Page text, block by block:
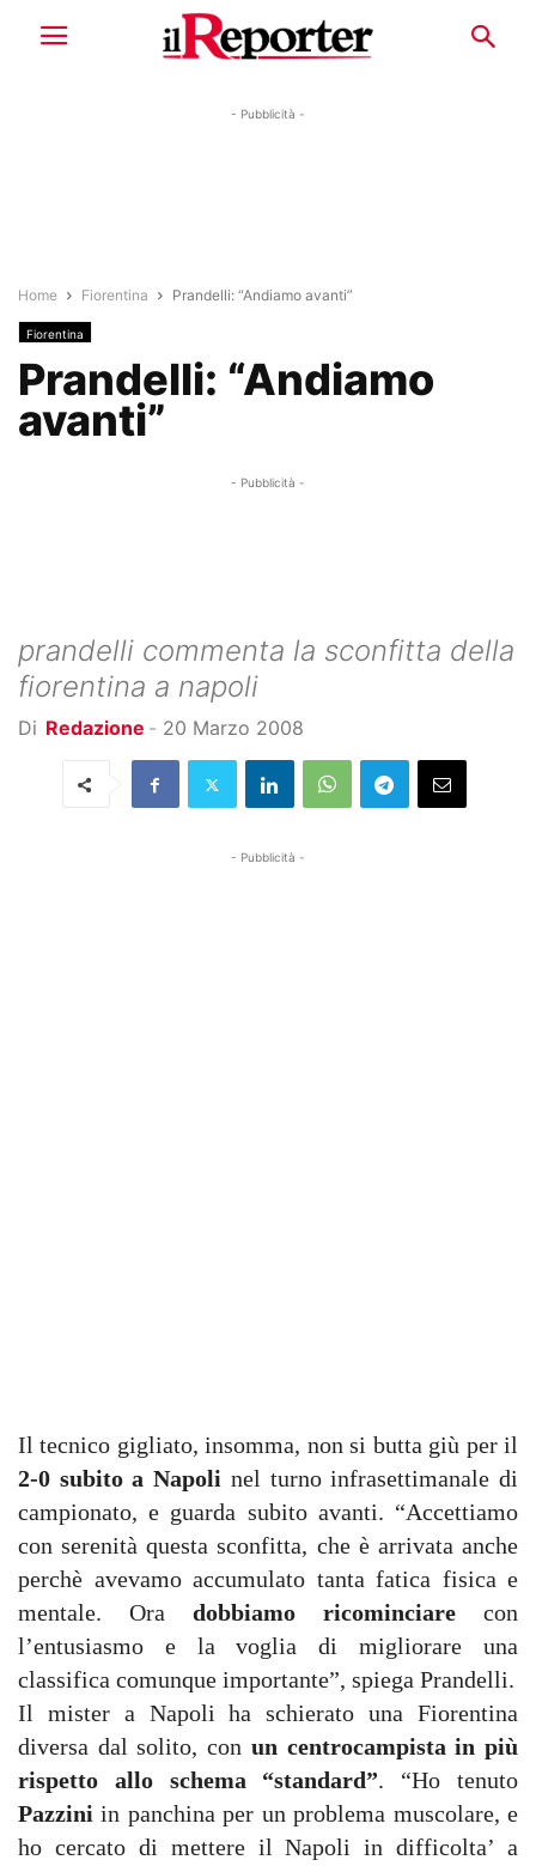
- Pubblicità -
Home Fiorentina Prandelli: “Andiamo avanti”
Fiorentina
Prandelli: “Andiamo
avanti”
- Pubblicità -
prandelli commenta la sconfitta della
fiorentina a napoli
Di Redazione - 20 Marzo 2008
- Pubblicità -
Il tecnico gigliato, insomma, non si butta giù per il
2-0 subito a Napoli nel turno infrasettimanale di
campionato, e guarda subito avanti. “Accettiamo
con serenità questa sconfitta, che è arrivata anche
perchè avevamo accumulato tanta fatica fisica e
mentale. Ora dobbiamo ricominciare con
l’entusiasmo e la voglia di migliorare una
classifica comunque importante”, spiega Prandelli.
Il mister a Napoli ha schierato una Fiorentina
diversa dal solito, con un centrocampista in più
rispetto allo schema “standard”. “Ho tenuto
Pazziniin panchina per un problema muscolare, e
ho cercato di mettere il Napoli in difficolta’ a